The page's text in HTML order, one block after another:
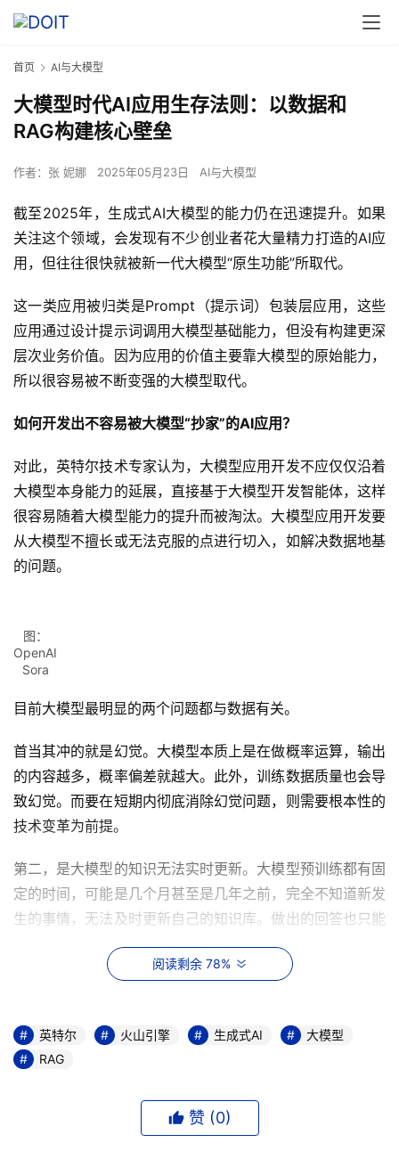
首页 AI与大模型
大模型时代AI应用生存法则：以数据和
RAG构建核心壁垒
作者： 张 妮娜 2025年05月23日 AI与大模型
截至2025年，生成式AI大模型的能力仍在迅速提升。如果
关注这个领域，会发现有不少创业者花大量精力打造的AI应
用，但往往很快就被新一代大模型“原生功能”所取代。
这一类应用被归类是Prompt（提示词）包装层应用，这些
应用通过设计提示词调用大模型基础能力，但没有构建更深
层次业务价值。因为应用的价值主要靠大模型的原始能力，
所以很容易被不断变强的大模型取代。
如何开发出不容易被大模型“抄家”的AI应用？
对此，英特尔技术专家认为，大模型应用开发不应仅仅沿着
大模型本身能力的延展，直接基于大模型开发智能体，这样
很容易随着大模型能力的提升而被淘汰。大模型应用开发要
从大模型不擅长或无法克服的点进行切入，如解决数据地基
的问题。
图：
OpenAI
Sora
目前大模型最明显的两个问题都与数据有关。
首当其冲的就是幻觉。大模型本质上是在做概率运算，输出
的内容越多，概率偏差就越大。此外，训练数据质量也会导
致幻觉。而要在短期内彻底消除幻觉问题，则需要根本性的
技术变革为前提。
第二，是大模型的知识无法实时更新。大模型预训练都有固
定的时间，可能是几个月甚至是几年之前，完全不知道新发
生的事情，无法及时更新自己的知识库。做出的回答也只能
基于旧的已知内容。
针对这两大问题，业内达成的共识就是基于RAG（检索增强
数据源，所有的任务和回答的内容上下文都从知识库中提
取，然后，由大模型做出回答。
具体操作中，企业需要把内部的文档资料转化为机器能读懂
的形式。先对文档进行切分，然后再进行向量化处理，最后
阅读剩余 78%
英特尔 火山引擎 生成式AI
大模型
RAG
赞 (0)